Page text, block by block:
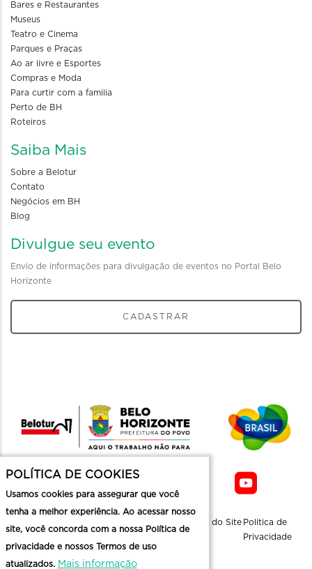
Bares e Restaurantes
Museus
Teatro e Cinema
Parques e Praças
Ao ar livre e Esportes
Compras e Moda
Para curtir com a familia
Perto de BH
Roteiros
Saiba Mais
Sobre a Belotur
Contato
Negócios em BH
Blog
Divulgue seu evento
Envio de informações para divulgação de eventos no Portal Belo
Horizonte
CADASTRAR
Mapa do Site Politica de
Privacidade
POLÍTICA DE COOKIES
Usamos cookies para assegurar que você
tenha a melhor experiência. Ao acessar nosso
site, você concorda com a nossa Política de
privacidade e nossos Termos de uso
atualizados. Mais informação